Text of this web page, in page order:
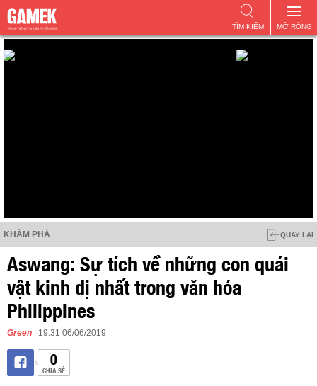
MỞ RỘNG
TÌM KIẾM
KHÁM PHÁ QUAY LẠI
Aswang: Sự tích về những con quái
vật kinh dị nhất trong văn hóa
Philippines
Green | 19:31 06/06/2019
0
CHIA SẺ